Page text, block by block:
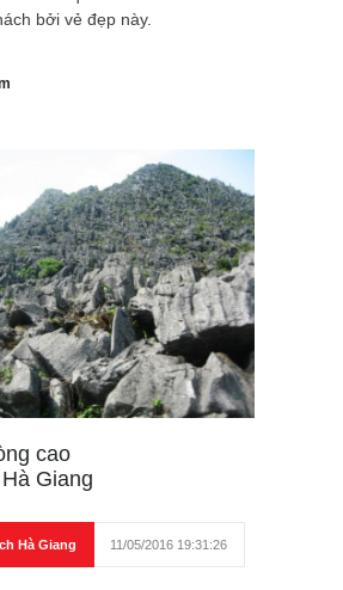
bởi vẻ đẹp này.
cao
Giang
Hà Giang 11/05/2016 19:31:26